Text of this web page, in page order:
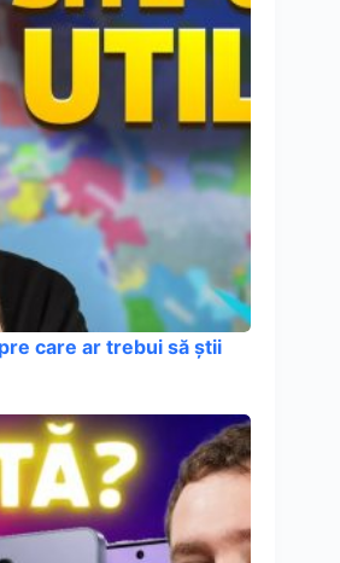
care ar trebui să știi